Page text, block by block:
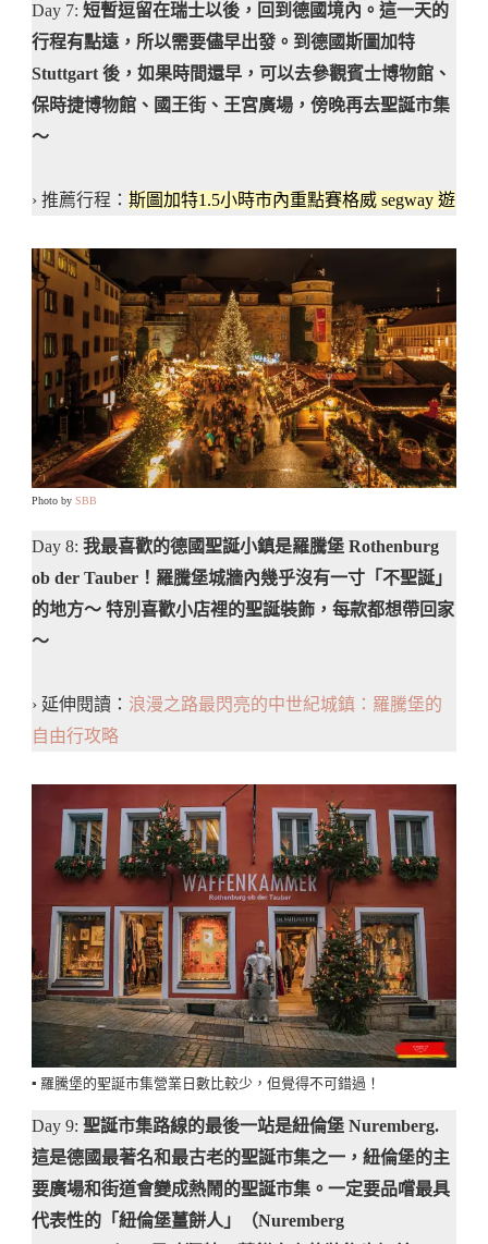
Day 7: 短暫逗留在瑞士以後，回到德國境內。這一天的
行程有點遠，所以需要儘早出發。到德國斯圖加特
Stuttgart 後，如果時間還早，可以去參觀賓士博物館、
保時捷博物館、國王街、王宮廣場，傍晚再去聖誕市集
～
› 推薦行程： 斯圖加特1.5小時市內重點賽格威 segway 遊
Photo by SBB
Day 8: 我最喜歡的德國聖誕小鎮是羅騰堡 Rothenburg
ob der Tauber！羅騰堡城牆內幾乎沒有一寸「不聖誕」
的地方～ 特別喜歡小店裡的聖誕裝飾，每款都想帶回家
～
› 延伸閱讀： 浪漫之路最閃亮的中世紀城鎮：羅騰堡的
自由行攻略
▪️ 羅騰堡的聖誕市集營業日數比較少，但覺得不可錯過！
Day 9: 聖誕市集路線的最後一站是紐倫堡 Nuremberg.
這是德國最著名和最古老的聖誕市集之一，紐倫堡的主
要廣場和街道會變成熱鬧的聖誕市集。一定要品嚐最具
代表性的「紐倫堡薑餅人」（Nuremberg